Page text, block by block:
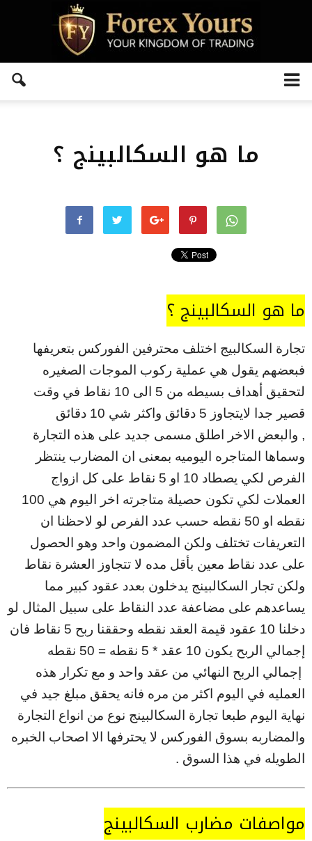
ما هو السكالبينج ؟
ما هو السكالبينج ؟
تجارة السكالبيج اختلف محترفين الفوركس بتعريفها
فبعضهم يقول هي عملية ركوب الموجات الصغيره
لتحقيق أهداف بسيطه من 5 الى 10 نقاط في وقت
قصير جدا لايتجاوز 5 دقائق واكثر شي 10 دقائق
, والبعض الاخر اطلق مسمى جديد على هذه التجارة
وسماها المتاجره اليوميه بمعنى ان المضارب ينتظر
الفرص لكي يصطاد 10 او 5 نقاط على كل ازواج
العملات لكي تكون حصيلة متاجرته اخر اليوم هي 100
نقطه او 50 نقطه حسب عدد الفرص لو لاحظنا ان
التعريفات تختلف ولكن المضمون واحد وهو الحصول
على عدد نقاط معين بأقل مده لا تتجاوز العشرة نقاط
ولكن تجار السكالبينج يدخلون بعدد عقود كبير مما
يساعدهم على مضاعفة عدد النقاط على سبيل المثال لو
دخلنا 10 عقود قيمة العقد نقطه وحققنا ربح 5 نقاط فان
إجمالي الربح يكون 10 عقد * 5 نقطه = 50 نقطه
إجمالي الربح النهائي من عقد واحد و مع تكرار هذه
العمليه في اليوم اكثر من مره فانه يحقق مبلغ جيد في
نهاية اليوم طبعا تجارة السكالبينج نوع من انواع التجارة
والمضاربه بسوق الفوركس لا يحترفها الا اصحاب الخبره
الطويله في هذا السوق .
مواصفات مضارب السكالبينج